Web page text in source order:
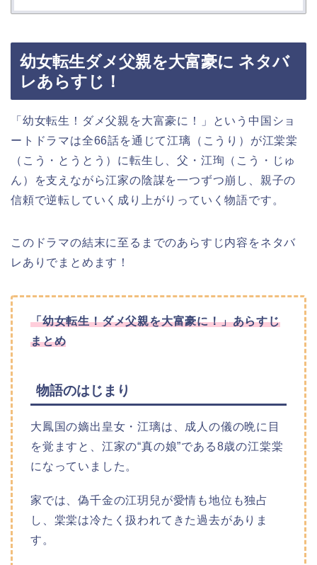
幼女転生ダメ父親を大富豪に ネタバ
レあらすじ！
「幼女転生！ダメ父親を大富豪に！」
という中国ショ
ートドラマは全66話を通じて江璃（こうり）が江棠棠
（こう・とうとう）に転生し、父・江珣（こう・じゅ
ん）を支えながら江家の陰謀を一つずつ崩し、親子の
信頼で逆転していく成り上がりっていく物語です。
このドラマの結末に至るまでのあらすじ内容をネタバ
レありでまとめます！
「幼女転生！ダメ父親を大富豪に！」あらすじ
まとめ
物語のはじまり
大鳳国の嫡出皇女・江璃は、成人の儀の晩に目
を覚ますと、江家の“真の娘”である8歳の江棠棠
になっていました。
家では、偽千金の江玥兒が愛情も地位も独占
し、棠棠は冷たく扱われてきた過去がありま
す。